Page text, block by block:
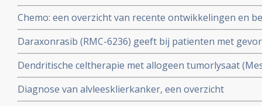
cyberknife in Nederland
Chemo: een overzicht van recente ontwikkelingen en
en radiotherapie - bestraling
Daraxonrasib (RMC-6236) geeft bij patienten met
alvleesklierkanker met KRAS G12X mutaties
overleving
Dendritische celtherapie met allogeen tumorlysaat
CD40-agonist (Mitazalimab) geeft uitstekende
alvleesklierkanker aldus prof. dr. Casper van Eyck en
Diagnose van alvleesklierkanker, een overzicht